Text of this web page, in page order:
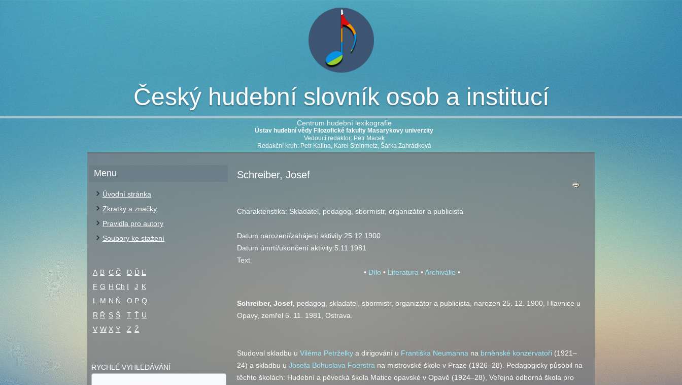
Český hudební slovník osob a institucí
Centrum hudební lexikografie
Ústav hudební vědy Filozofické fakulty Masarykovy univerzity
Vedoucí redaktor: Petr Macek
Redakční kruh: Petr Kalina, Karel Steinmetz, Šárka Zahrádková
Menu
Úvodní stránka
Zkratky a značky
Pravidla pro autory
Soubory ke stažení
A B C Č D Ď E
F G H Ch I J K
L
M N Ň O P Q
R Ř S Š T Ť U
V W X Y Z Ž
RYCHLÉ VYHLEDÁVÁNÍ
Schreiber, Josef
Charakteristika: Skladatel, pedagog, sbormistr, organizátor a publicista
Datum narození/zahájení aktivity:25.12.1900
Datum úmrtí/ukončení aktivity:5.11.1981
Text
• Dílo • Literatura •Archiválie •
Schreiber, Josef, pedagog, skladatel, sbormistr, organizátor a publicista, narozen 25. 12. 1900, Hlavnice u
Opavy, zemřel 5. 11. 1981, Ostrava.
Studoval skladbu u Viléma Petrželky a dirigování u Františka Neumanna na brněnské konzervatoři (1921–
24) a skladbu u Josefa Bohuslava Foerstra na mistrovské škole v Praze (1926–28). Pedagogicky působil na
těchto školách: Hudební a pěvecká škola Matice opavské v Opavě (1924–28), Veřejná odborná škola pro